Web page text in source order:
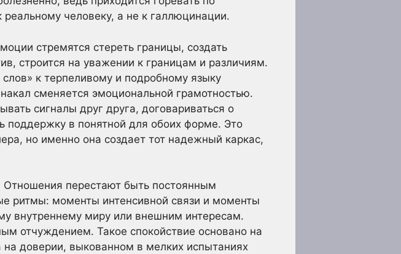
человеку, а не к галлюцинации.
стремятся стереть границы, создать
строится на уважении к границам и различиям.
к терпеливому и подробному языку
сменяется эмоциональной грамотностью.
сигналы друг друга, договариваться о
поддержку в понятной для обоих форме. Это
но именно она создает тот надежный каркас,
Отношения перестают быть постоянным
ритмы: моменты интенсивной связи и моменты
внутреннему миру или внешним интересам.
отчуждением. Такое спокойствие основано на
доверии, выкованном в мелких испытаниях